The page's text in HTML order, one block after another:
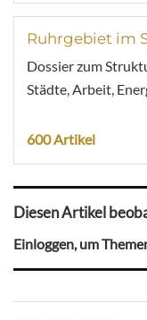
Ruhrgebiet im
Dossier zum
Städte, Arbeit,
600 Artikel
Diesen Artikel
Einloggen, um